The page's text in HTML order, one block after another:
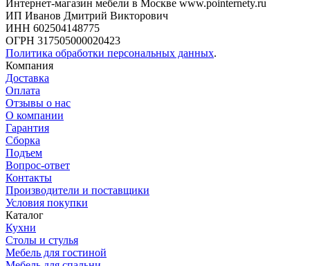
Интернет-магазин мебели в Москве www.pointernety.ru
ИП Иванов Дмитрий Викторович
ИНН 602504148775
ОГРН 317505000020423
Политика обработки персональных данных.
Компания
Доставка
Оплата
Отзывы о нас
О компании
Гарантия
Сборка
Подъем
Вопрос-ответ
Контакты
Производители и поставщики
Условия покупки
Каталог
Кухни
Столы и стулья
Мебель для гостиной